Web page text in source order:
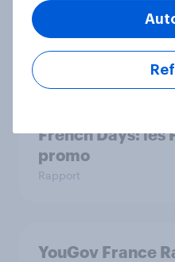
L’addition, s’il
dining out report
Rapport
French Days: les
promo
Rapport
YouGov France